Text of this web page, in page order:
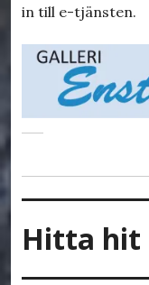
in till e-tjänsten.
Hitta hit